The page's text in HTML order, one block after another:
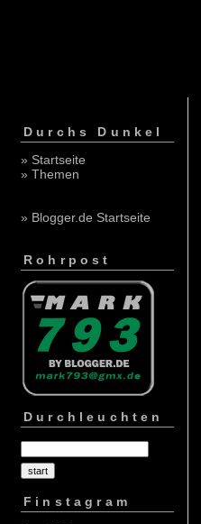
Durchs Dunkel
» Startseite
» Themen
» Blogger.de Startseite
Rohrpost
Durchleuchten
Finstagram